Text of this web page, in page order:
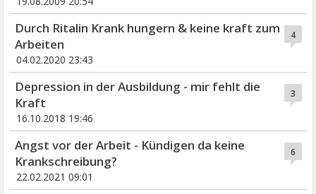
4
Durch Ritalin Krank hungern & keine kraft zum
Arbeiten
04.02.2020 23:43
3
Depression in der Ausbildung - mir fehlt die
Kraft
16.10.2018 19:46
6
Angst vor der Arbeit - Kündigen da keine
Krankschreibung?
22.02.2021 09:01